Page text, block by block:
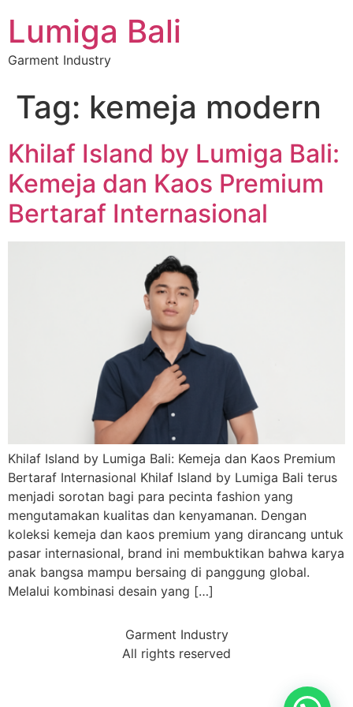
Lumiga Bali
Garment Industry
Tag: kemeja modern
Khilaf Island by Lumiga Bali:
Kemeja dan Kaos Premium
Bertaraf Internasional
Khilaf Island by Lumiga Bali: Kemeja dan Kaos Premium
Bertaraf Internasional Khilaf Island by Lumiga Bali terus
menjadi sorotan bagi para pecinta fashion yang
mengutamakan kualitas dan kenyamanan. Dengan
koleksi kemeja dan kaos premium yang dirancang untuk
pasar internasional, brand ini membuktikan bahwa karya
anak bangsa mampu bersaing di panggung global.
Melalui kombinasi desain yang […]
Garment Industry
All rights reserved